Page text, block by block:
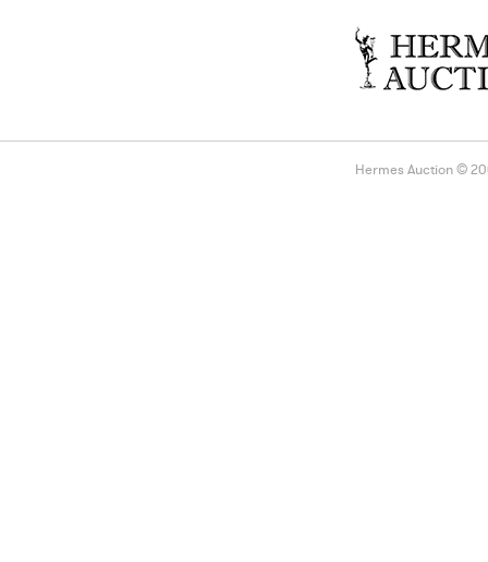
Hermes Auction ©